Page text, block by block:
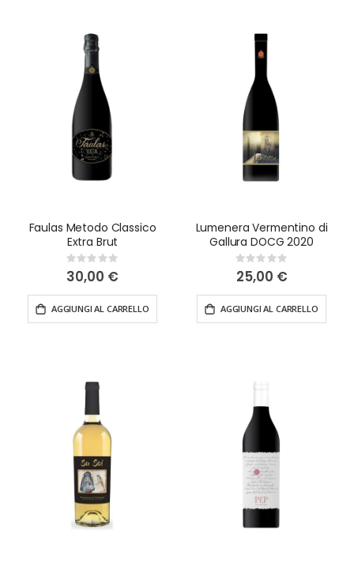
Faulas Metodo Classico
Extra Brut
Rating:
0%
30,00 €
AGGIUNGI AL CARRELLO
Lumenera Vermentino di
Gallura DOCG 2020
Rating:
0%
25,00 €
AGGIUNGI AL CARRELLO